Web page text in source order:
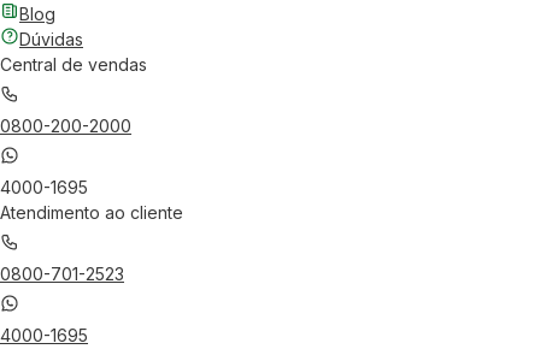
Blog
Dúvidas
Central de vendas
0800-200-2000
4000-1695
Atendimento ao cliente
0800-701-2523
4000-1695